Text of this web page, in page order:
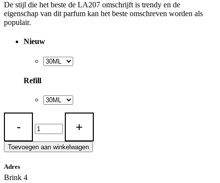
De stijl die het beste de LA207 omschrijft is trendy en de
eigenschap van dit parfum kan het beste omschreven worden als
populair.
Nieuw
Refill
LA
Toevoegen aan winkelwagen
Adres
Brink 4